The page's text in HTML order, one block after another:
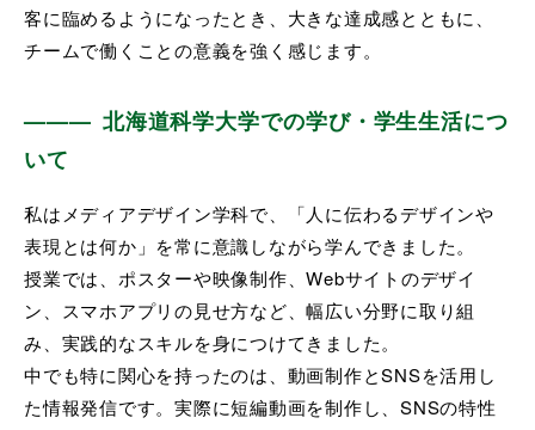
客に臨めるようになったとき、大きな達成感とともに、
チームで働くことの意義を強く感じます。
北海道科学大学での学び・学生生活につ
いて
私はメディアデザイン学科で、「人に伝わるデザインや
表現とは何か」を常に意識しながら学んできました。
授業では、ポスターや映像制作、Webサイトのデザイ
ン、スマホアプリの見せ方など、幅広い分野に取り組
み、実践的なスキルを身につけてきました。
中でも特に関心を持ったのは、動画制作とSNSを活用し
た情報発信です。実際に短編動画を制作し、SNSの特性